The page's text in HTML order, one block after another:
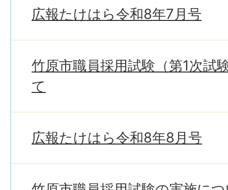
広報たけはら令和8年7月号
竹原市職員採用試験（第1次試
て
広報たけはら令和8年8月号